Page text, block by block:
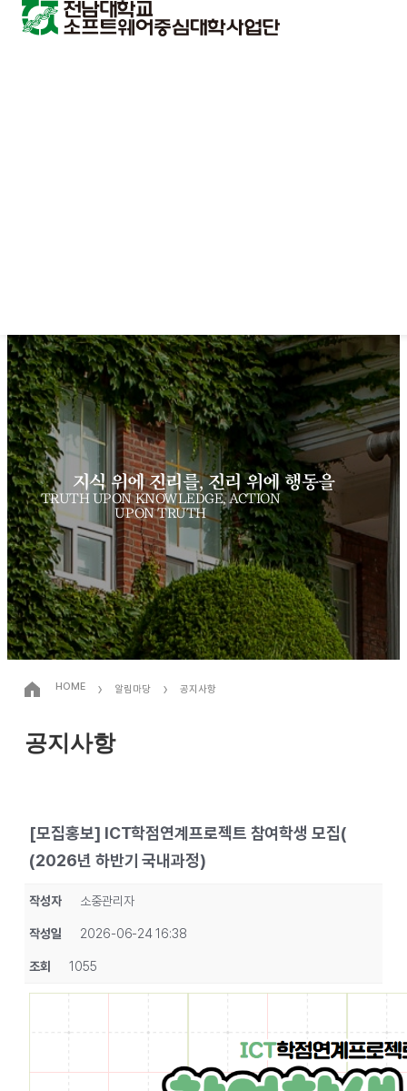
지식 위에 진리를, 진리 위에 행동을
TRUTH UPON KNOWLEDGE, ACTION
UPON TRUTH
HOME › 알림마당 › 공지사항
공지사항
[모집홍보] ICT학점연계프로젝트 참여학생 모집(
(2026년 하반기 국내과정)
작성자 소중관리자
작성일 2026-06-24 16:38
조회 1055